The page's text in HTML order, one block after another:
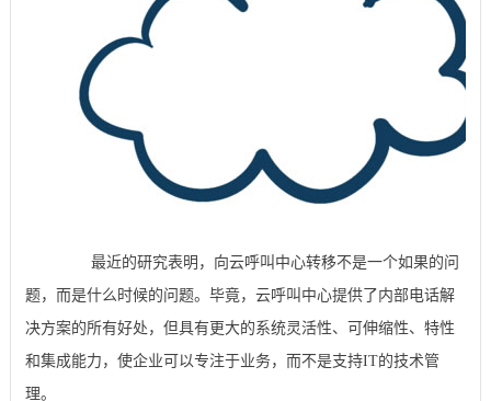
最近的研究表明，向云呼叫中心转移不是一个如果的问
题，而是什么时候的问题。毕竟，云呼叫中心提供了内部电话解
决方案的所有好处，但具有更大的系统灵活性、可伸缩性、特性
和集成能力，使企业可以专注于业务，而不是支持IT的技术管
理。